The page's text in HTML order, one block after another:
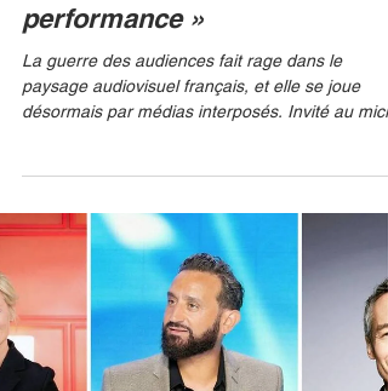
6 juin
Christopher Baldelli réplique à
performance »
La guerre des audiences fait rage dans le
paysage audiovisuel français, et elle se joue
désormais par médias interposés. Invité au
de Puremédias, Christopher Baldelli, le patron de
la chaîne d'information et de documentaires T18,